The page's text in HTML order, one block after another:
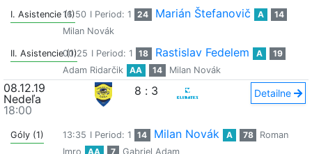
I. Asistencie (1)16:50 I Period: 1 24 Marián Štefanovič A
14
Milan Novák
II. Asistencie (1)
00:25 I Period: 1 18 Rastislav Fedelem A
19
Adam Ridarčik
AA 14 Milan Novák
08.12.19
Nedeľa
18:00
8 : 3 Detailne
Góly (1) 13:35 I Period: 1 14 Milan Novák A 78
Roman
Imro
AA 7 Gabriel Adam